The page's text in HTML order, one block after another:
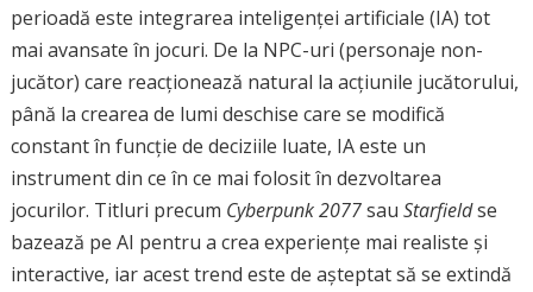
perioadă este integrarea inteligenței artificiale (IA) tot
mai avansate în jocuri. De la NPC-uri (personaje non-
jucător) care reacționează natural la acțiunile jucătorului,
până la crearea de lumi deschise care se modifică
constant în funcție de deciziile luate, IA este un
instrument din ce în ce mai folosit în dezvoltarea
jocurilor. Titluri precum Cyberpunk 2077sau Starfieldse
bazează pe AI pentru a crea experiențe mai realiste și
interactive, iar acest trend este de așteptat să se extindă